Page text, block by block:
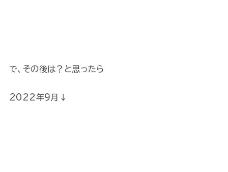
で、その後は？と思ったら
2022年9月↓